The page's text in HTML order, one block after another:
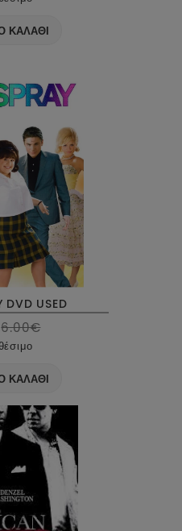
ΚΑΛΑΘΙ
DVD USED
6.00€
ΚΑΛΑΘΙ